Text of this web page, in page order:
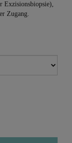
Exzisionsbiopsie),
Zugang.